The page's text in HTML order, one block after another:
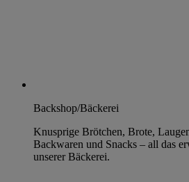
Backshop/Bäckerei
Knusprige Brötchen, Brote,
Backwaren und Snacks – all das
unserer Bäckerei.